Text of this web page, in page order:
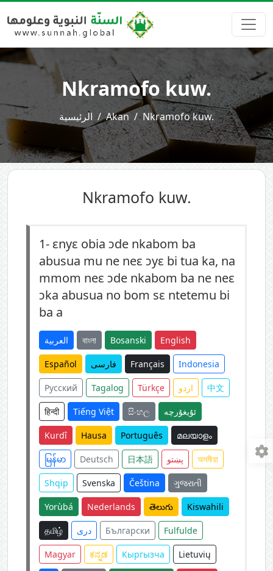
Nkramofo kuw.
الرئيسية Akan Nkramofo kuw.
Nkramofo kuw.
1- ɛnyɛ obia ɔde nkabom ba
abusua mu ne neɛ ɔyɛ bi tua ka, na
mmom neɛ ɔde nkabom ba ne neɛ
ɔka abusua no bom sɛ ntetemu bi
ba a
العربية বাংলা Bosanski English
Español فارسی Français Indonesia
Русский Tagalog Türkçe اردو 中文
हिन्दी Tiếng Việt සිංහල ئۇيغۇرچە
Kurdî Hausa Português മലയാളം
မြန်မာ Deutsch 日本語 پښتو অসমীয়া
Shqip Svenska Čeština ગુજરાતી
Yorùbá Nederlands తెలుగు Kiswahili
தமிழ் دری Български Fulfulde
Magyar ಕನ್ನಡ Кыргызча Lietuvių